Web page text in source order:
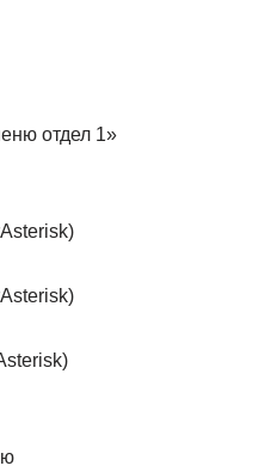
отдел 1»